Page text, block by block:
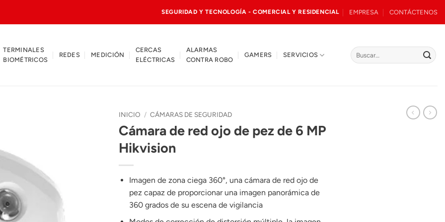
SEGURIDAD Y TECNOLOGÍA - COMERCIAL Y RESIDENCIAL EMPRESA CONTÁCTENOS
TERMINALES
BIOMÉTRICOS
REDES MEDICIÓN
CERCAS
ELÉCTRICAS
ALARMAS
CONTRA ROBO
GAMERS SERVICIOS
Buscar
por:
INICIO / CÁMARAS DE SEGURIDAD
Cámara de red ojo de pez de 6 MP
Hikvision
Imagen de zona ciega 360°, una cámara de red ojo de
pez capaz de proporcionar una imagen panorámica de
360 ​​grados de su escena de vigilancia